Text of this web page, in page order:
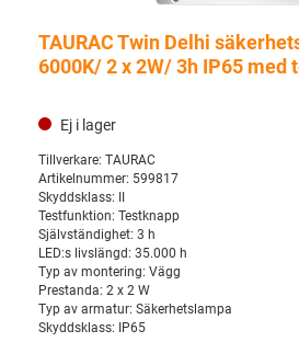
TAURAC Twin Delhi
6000K/ 2 x 2W/ 3h IP65 med
Ej i lager
Tillverkare: TAURAC
Artikelnummer: 599817
Skyddsklass: II
Testfunktion: Testknapp
Självständighet: 3 h
LED:s livslängd: 35.000 h
Typ av montering: Vägg
Prestanda: 2 x 2 W
Typ av armatur: Säkerhetslampa
Skyddsklass: IP65